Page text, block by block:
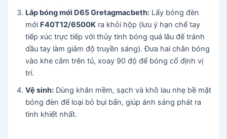
Lắp bóng mới D65 Gretagmacbeth: Lấy bóng đèn
mới F40T12/6500K ra khỏi hộp (lưu ý hạn chế tay
tiếp xúc trực tiếp với thủy tinh bóng quá lâu để tránh
dầu tay làm giảm độ truyền sáng). Đưa hai chân bóng
vào khe cắm trên tủ, xoay 90 độ để bóng cố định vị
trí.
Vệ sinh: Dùng khăn mềm, sạch và khô lau nhẹ bề mặt
bóng đèn để loại bỏ bụi bẩn, giúp ánh sáng phát ra
tinh khiết nhất.